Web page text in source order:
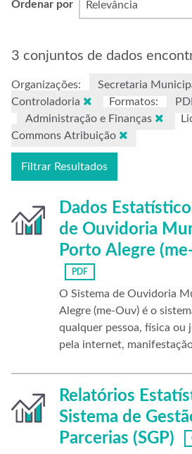
Ordenar por
3 conjuntos de dados
Organizações:
Secretaria
Controladoria
Formatos:
Administração e Finanças
Commons Atribuição
Filtrar Resultados
Dados
de Ouvidoria
Porto Alegre
PDF
O Sistema de Ouvidoria
Alegre (me-Ouv) é o
qualquer pessoa, física ou
pela internet,
Relatórios
Sistema de
Parcerias (SGP)